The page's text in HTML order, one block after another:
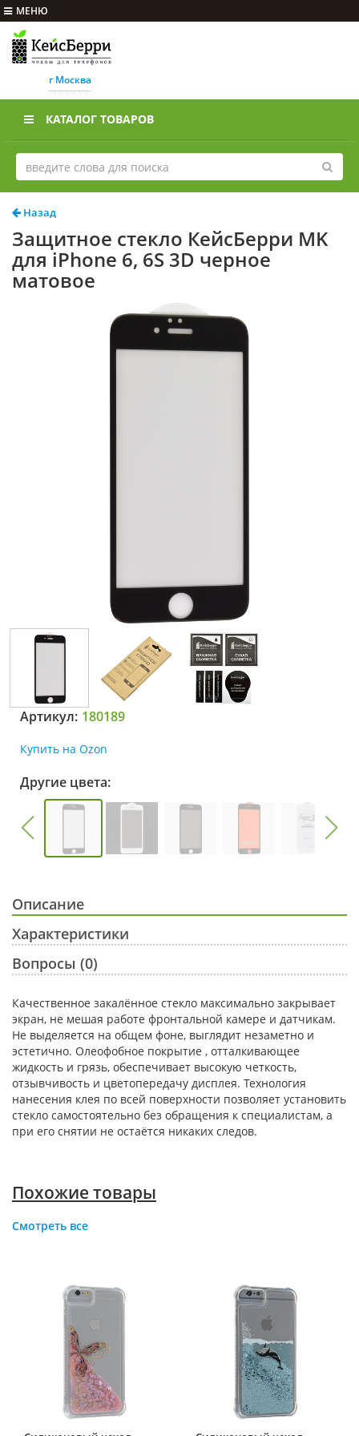
МЕНЮ
г Москва
КАТАЛОГ ТОВАРОВ
Назад
Защитное стекло КейсБерри MK
для iPhone 6, 6S 3D черное
матовое
Артикул: 180189
Купить на Ozon
Другие цвета:
Описание
Характеристики
Вопросы (0)
Качественное закалённое стекло максимально закрывает
экран, не мешая работе фронтальной камере и датчикам.
Не выделяется на общем фоне, выглядит незаметно и
эстетично. Олеофобное покрытие , отталкивающее
жидкость и грязь, обеспечивает высокую четкость,
отзывчивость и цветопередачу дисплея. Технология
нанесения клея по всей поверхности позволяет установить
стекло самостоятельно без обращения к специалистам, а
при его снятии не остаётся никаких следов.
Похожие товары
Смотреть все